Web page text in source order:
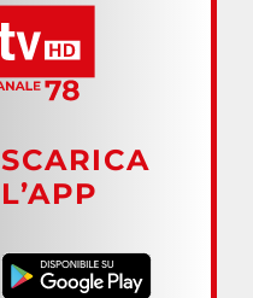
SCARICA
L’APP